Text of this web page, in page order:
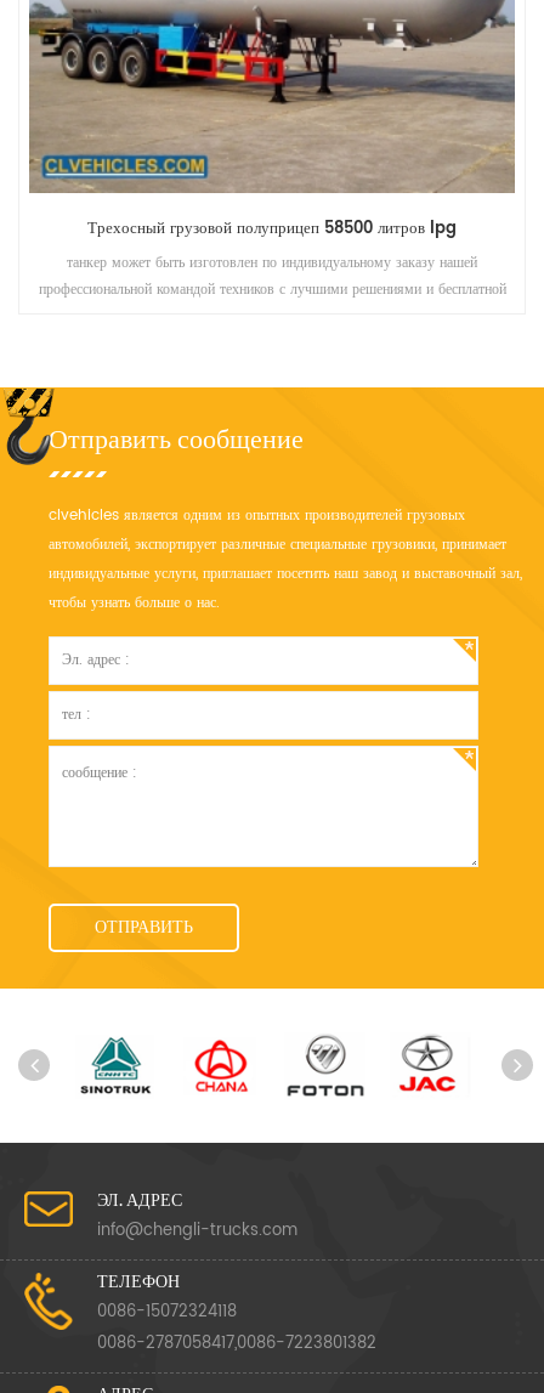
Трехосный грузовой полуприцеп 58500 литров lpg
танкер может быть изготовлен по индивидуальному заказу нашей
профессиональной командой техников с лучшими решениями и бесплатной
Отправить сообщение
clvehicles является одним из опытных производителей грузовых
автомобилей, экспортирует различные специальные грузовики, принимает
индивидуальные услуги, приглашает посетить наш завод и выставочный зал,
чтобы узнать больше о нас.
ЭЛ. АДРЕС
info@chengli-trucks.com
ТЕЛЕФОН
0086-15072324118
0086-2787058417,0086-7223801382